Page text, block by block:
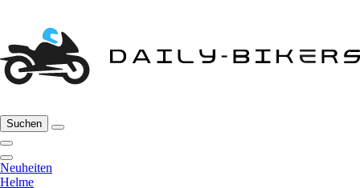
Suchen
Neuheiten
Helme